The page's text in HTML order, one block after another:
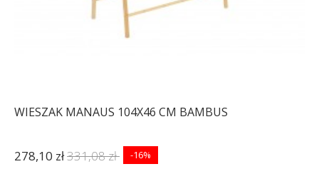
WIESZAK MANAUS 104X46 CM BAMBUS
278,10 zł331,08 zł -16%